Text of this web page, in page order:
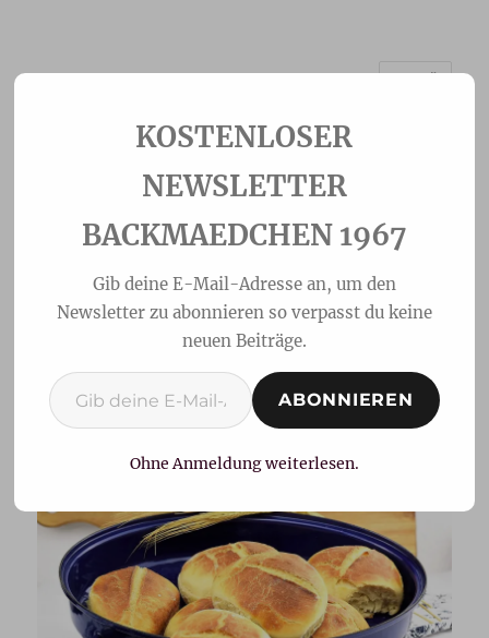
Brötchen aus dem Topf
NEWSLETTER
BACKMAEDCHEN 1967
Gib deine E-Mail-Adresse an, um den
Newsletter zu abonnieren so verpasst du keine
neuen Beiträge.
Gib deine E-Mail-Adresse ein ...
ABONNIEREN
Ohne Anmeldung weiterlesen.